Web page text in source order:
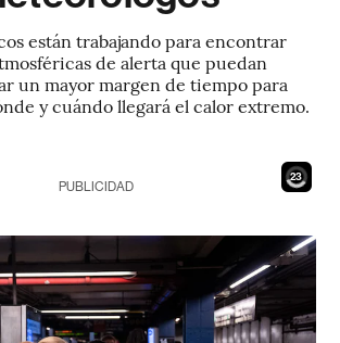
están trabajando para encontrar
de alerta que puedan
un mayor margen de tiempo para
y cuándo llegará el calor extremo.
21
PUBLICIDAD